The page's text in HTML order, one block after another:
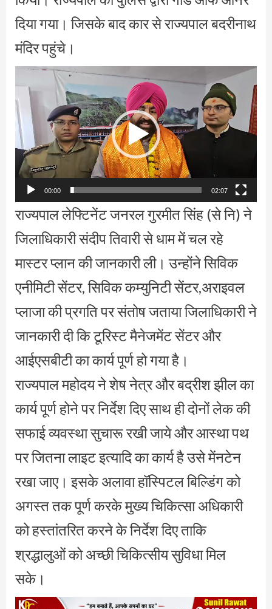
दिया गया। जिसके बाद कार से राज्यपाल बदरीनाथ
मंदिर पहुंचे।
Player
00:00 02:07
राज्यपाल लेफ्टिनेंट जनरल गुरमीत सिंह (से नि) ने
जिलाधिकारी संदीप तिवारी से धाम में चल रहे
मास्टर प्लान की जानकारी ली। उन्होंने सिविक
एनीमिटी सेंटर, सिविक कम्युनिटी सेंटर,अराइवल
प्लाजा की प्रगति पर संतोष जताया जिलाधिकारी ने
जानकारी दी कि टूरिस्ट मैनेजमेंट सेंटर और
आईएसबीटी का कार्य पूर्ण हो गया है।
राज्यपाल महोदय ने शेष नेत्र और बद्रीश झील का
कार्य पूर्ण होने पर निर्देश दिए साथ ही दोनों लेक की
सफाई व्यवस्था सुचारू रखी जाये और आस्था पथ
पर जितना लाइट इत्यादि का कार्य है उसे मेंनटेन
रखा जाए। इसके अलावा हॉस्पिटल बिल्डिंग को
अगस्त तक पूर्ण करके मुख्य चिकित्सा अधिकारी
को हस्तांतरित करने के निर्देश दिए ताकि
श्रद्धालुओं को अच्छी चिकित्सीय सुविधा मिल
सके।